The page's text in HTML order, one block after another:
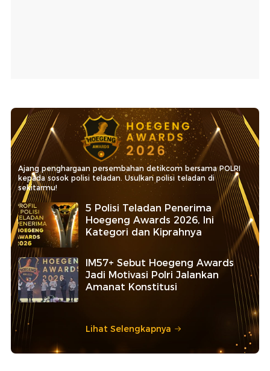
Ajang penghargaan persembahan detikcom bersama POLRI
kepada sosok polisi teladan. Usulkan polisi teladan di
sekitarmu!
5 Polisi Teladan Penerima
Hoegeng Awards 2026, Ini
Kategori dan Kiprahnya
IM57+ Sebut Hoegeng Awards
Jadi Motivasi Polri Jalankan
Amanat Konstitusi
Lihat Selengkapnya